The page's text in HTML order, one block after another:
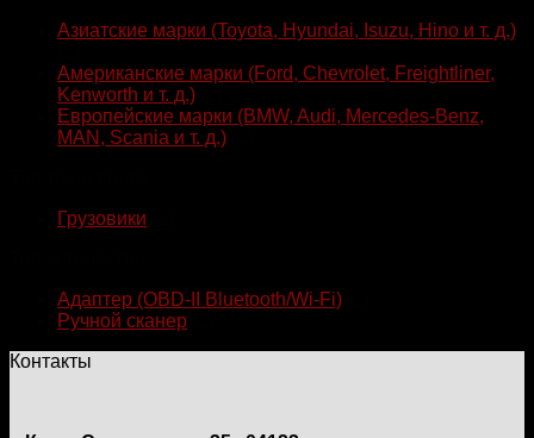
Азиатские марки (Toyota, Hyundai, Isuzu, Hino и т. д.)
Американские марки (Ford, Chevrolet, Freightliner,
Kenworth и т. д.)
Европейские марки (BMW, Audi, Mercedes-Benz,
MAN, Scania и т. д.)
Грузовики
Адаптер (OBD-II Bluetooth/Wi-Fi)
Ручной сканер
Контакты